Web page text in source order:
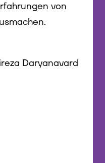
von
Daryanavard